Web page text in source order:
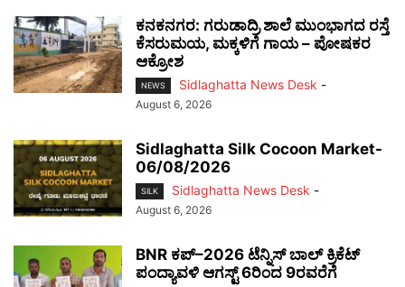
ಕನಕನಗರ: ಗರುಡಾದ್ರಿ ಶಾಲೆ ಮುಂಭಾಗದ ರಸ್ತೆ
ಕೆಸರುಮಯ, ಮಕ್ಕಳಿಗೆ ಗಾಯ – ಪೋಷಕರ
ಆಕ್ರೋಶ
NEWS Sidlaghatta News Desk -
August 6, 2026
Sidlaghatta Silk Cocoon Market-
06/08/2026
SILK Sidlaghatta News Desk -
August 6, 2026
BNR ಕಪ್–2026 ಟೆನ್ನಿಸ್ ಬಾಲ್ ಕ್ರಿಕೆಟ್
ಪಂದ್ಯಾವಳಿ ಆಗಸ್ಟ್ 6ರಿಂದ 9ರವರೆಗೆ